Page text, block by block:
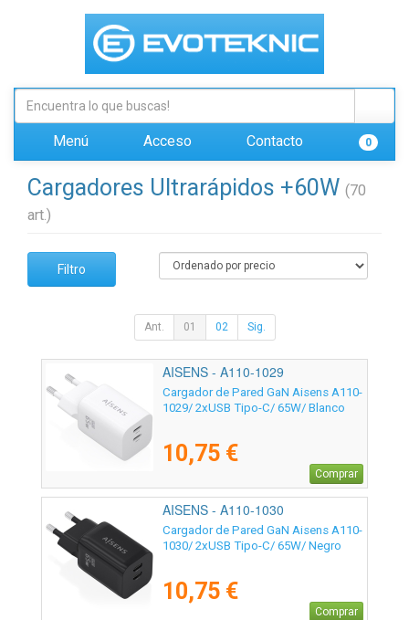
Menú Acceso Contacto 0
Cargadores Ultrarápidos +60W (70
art.)
Filtro
Ant. 01 02 Sig.
AISENS - A110-1029
Cargador de Pared GaN Aisens A110-
1029/ 2xUSB Tipo-C/ 65W/ Blanco
10,75 €
Comprar
AISENS - A110-1030
Cargador de Pared GaN Aisens A110-
1030/ 2xUSB Tipo-C/ 65W/ Negro
10,75 €
Comprar